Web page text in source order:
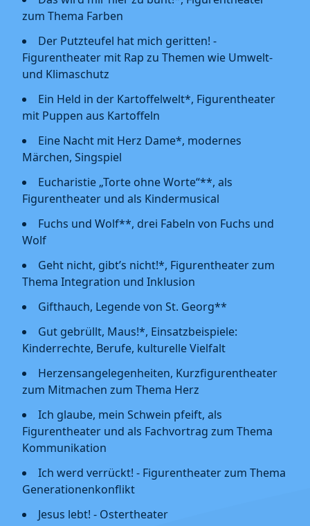
zum Thema Farben
Der Putzteufel hat mich geritten! -
Figurentheater mit Rap zu Themen wie Umwelt-
und Klimaschutz
Ein Held in der Kartoffelwelt*, Figurentheater
mit Puppen aus Kartoffeln
Eine Nacht mit Herz Dame*, modernes
Märchen, Singspiel
Eucharistie „Torte ohne Worte“**, als
Figurentheater und als Kindermusical
Fuchs und Wolf**, drei Fabeln von Fuchs und
Wolf
Geht nicht, gibt’s nicht!*, Figurentheater zum
Thema Integration und Inklusion
Gifthauch, Legende von St. Georg**
Gut gebrüllt, Maus!*, Einsatzbeispiele:
Kinderrechte, Berufe, kulturelle Vielfalt
Herzensangelegenheiten, Kurzfigurentheater
zum Mitmachen zum Thema Herz
Ich glaube, mein Schwein pfeift, als
Figurentheater und als Fachvortrag zum Thema
Kommunikation
Ich werd verrückt! - Figurentheater zum Thema
Generationenkonflikt
Jesus lebt! - Ostertheater